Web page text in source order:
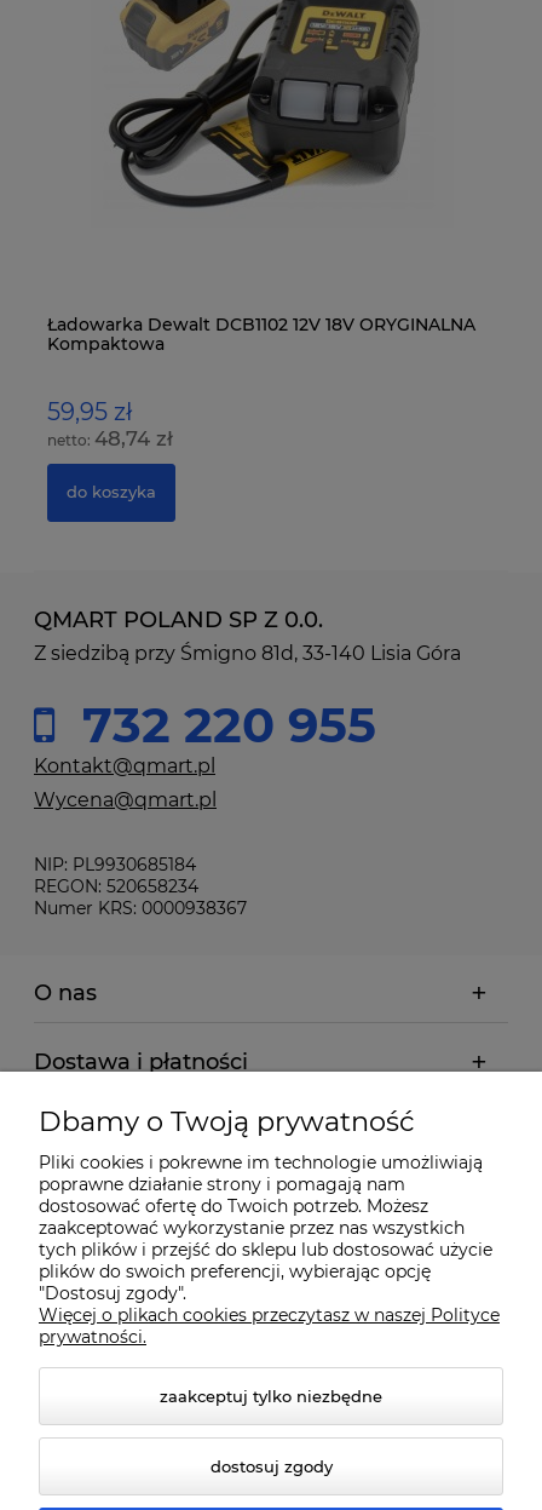
Ładowarka Dewalt DCB1102 12V 18V ORYGINALNA
Kompaktowa
59,95 zł
48,74 zł
do koszyka
QMART POLAND SP Z 0.0.
Z siedzibą przy Śmigno 81d, 33-140 Lisia Góra
732 220 955
Kontakt@qmart.pl
Wycena@qmart.pl
NIP: PL9930685184
REGON: 520658234
Numer KRS: 0000938367
O nas
Dostawa i płatności
Pomoc
Gwarancja i Serwis
Styl graficzny ShopGadget.pl
Sklep internetowy Shoper
Premium
Dbamy o Twoją prywatność
Pliki cookies i pokrewne im technologie umożliwiają
poprawne działanie strony i pomagają nam
dostosować ofertę do Twoich potrzeb. Możesz
zaakceptować wykorzystanie przez nas wszystkich
tych plików i przejść do sklepu lub dostosować użycie
plików do swoich preferencji, wybierając opcję
"Dostosuj zgody".
Więcej o plikach cookies przeczytasz w naszej Polityce
prywatności.
zaakceptuj tylko niezbędne
dostosuj zgody